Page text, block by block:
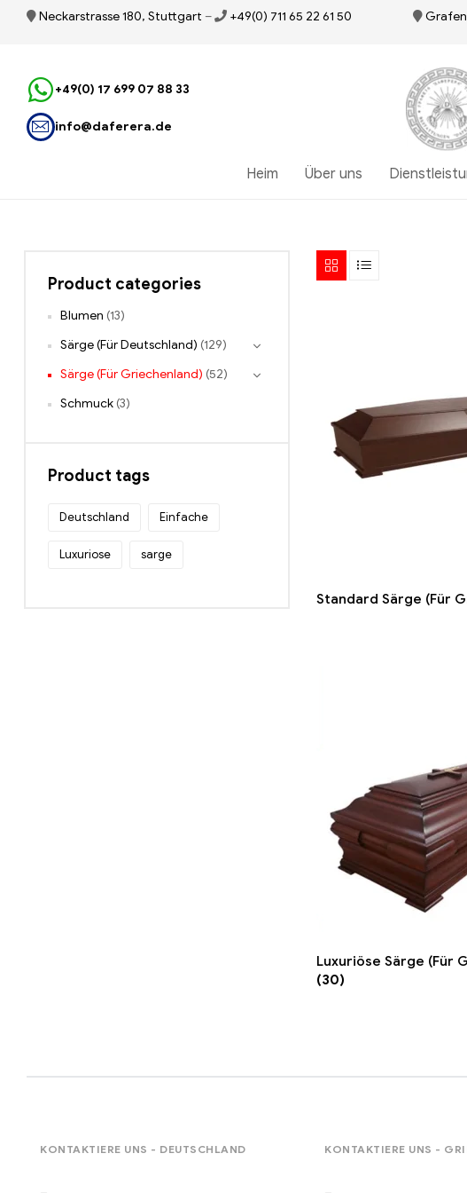
Neckarstrasse 180, Stuttgart – +49(0) 711 65 22 61 50
+49(0) 17 699 07 88 33
info@daferera.de
Heim Über uns
Standard Särge (Für
Luxuriöse Särge (Für
(30)
Product categories
Blumen (13)
Särge (Für Deutschland) (129)
Särge (Für Griechenland) (52)
Schmuck (3)
Product tags
Deutschland Einfache
Luxuriose sarge
KONTAKTIERE UNS - DEUTSCHLAND KONTAKTIERE UNS -